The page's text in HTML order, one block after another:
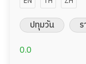
ภาษา รับต่า
ปทุมวัน
0.0